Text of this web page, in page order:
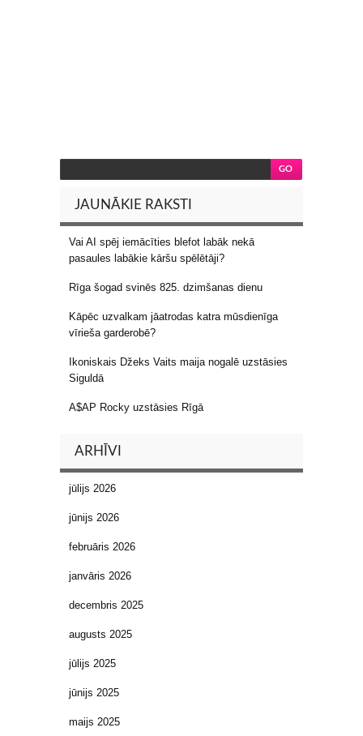
JAUNĀKIE RAKSTI
Vai AI spēj iemācīties blefot labāk nekā
pasaules labākie kāršu spēlētāji?
Rīga šogad svinēs 825. dzimšanas dienu
Kāpēc uzvalkam jāatrodas katra mūsdienīga
vīrieša garderobē?
Ikoniskais Džeks Vaits maija nogalē uzstāsies
Siguldā
A$AP Rocky uzstāsies Rīgā
ARHĪVI
jūlijs 2026
jūnijs 2026
februāris 2026
janvāris 2026
decembris 2025
augusts 2025
jūlijs 2025
jūnijs 2025
maijs 2025